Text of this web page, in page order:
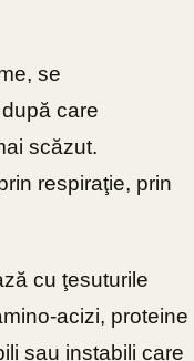
se
care
scăzut.
respiraţie, prin
cu ţesuturile
acizi, proteine
sau instabili care